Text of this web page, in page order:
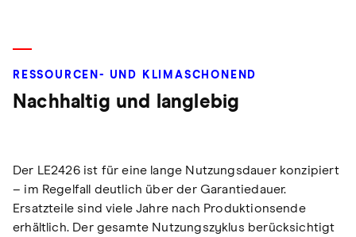
RESSOURCEN- UND KLIMASCHONEND
Nachhaltig und langlebig
Der LE2426 ist für eine lange Nutzungsdauer konzipiert
– im Regelfall deutlich über der Garantiedauer.
Ersatzteile sind viele Jahre nach Produktionsende
erhältlich. Der gesamte Nutzungszyklus berücksichtigt